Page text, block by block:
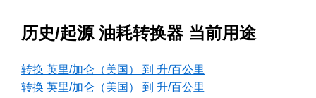
历史/起源 油耗转换器 当前用途
转换 英里/加仑（美国） 到 升/百公里
转换 英里/加仑（美国） 到 升/百公里